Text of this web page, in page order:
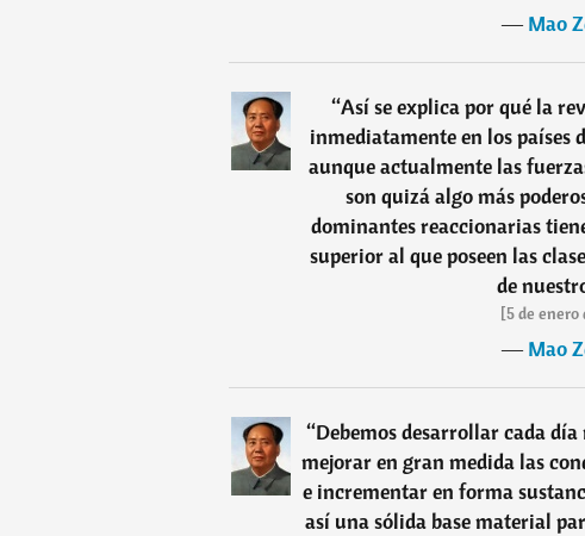
―Mao
“Así se explica por qué la
inmediatamente en los países
aunque actualmente las
son quizá algo más
dominantes reaccionarias
superior al que poseen las
de
[5 de enero
―Mao
“Debemos desarrollar cada
mejorar en gran medida las
e incrementar en forma
así una sólida base material